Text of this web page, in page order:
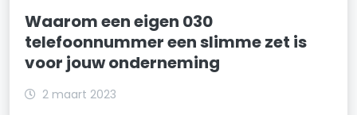
Waarom een eigen 030
telefoonnummer een slimme zet is
voor jouw onderneming
2 maart 2023